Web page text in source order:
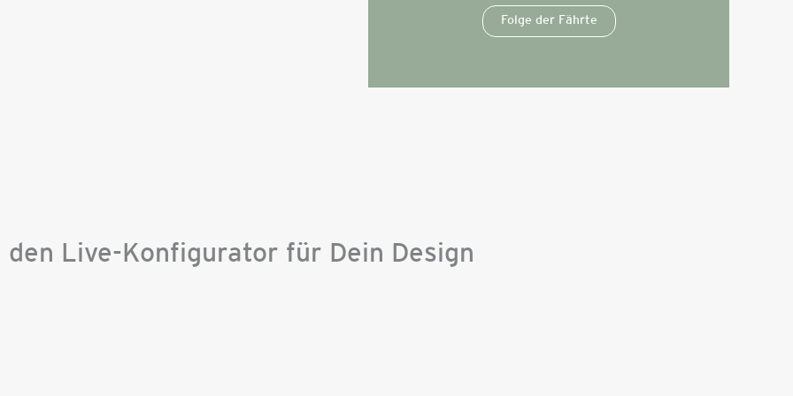
Folge der Fährte
Live-Konfigurator für Dein Design